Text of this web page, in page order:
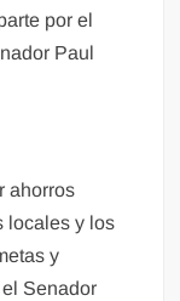
por el
Paul
ahorros
locales y los
y
Senador